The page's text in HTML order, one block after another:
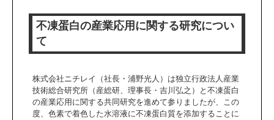
不凍蛋白の産業応用に関する研究につい
て
株式会社ニチレイ（社長・浦野光人）は独立行政法人産業
技術総合研究所（産総研、理事長・吉川弘之）と不凍蛋白
の産業応用に関する共同研究を進めて参りましたが、この
度、色素で着色した水溶液に不凍蛋白質を添加することに